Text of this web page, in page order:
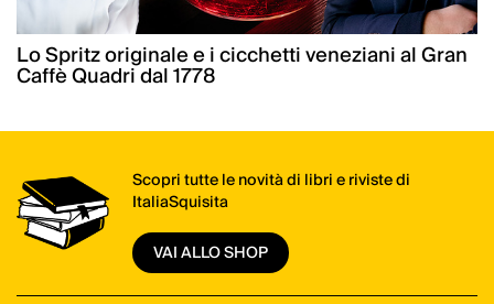
Lo Spritz originale e i cicchetti veneziani al Gran
Caffè Quadri dal 1778
Scopri tutte le novità di libri e riviste di
ItaliaSquisita
VAI ALLO SHOP